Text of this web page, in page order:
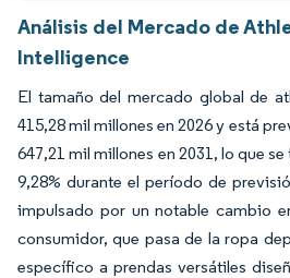
Análisis del Mercado de
Intelligence
El tamaño del mercado global de
415,28 mil millones en 2026 y está
647,21 mil millones en 2031, lo que
9,28% durante el período de
impulsado por un notable cambio
consumidor, que pasa de la ropa
específico a prendas versátiles